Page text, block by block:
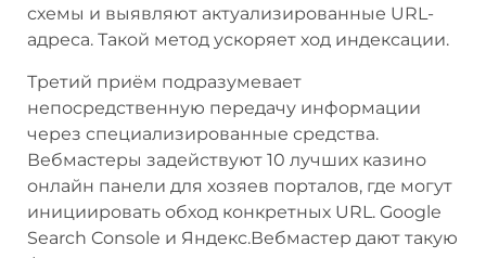
схемы и выявляют актуализированные URL-
адреса. Такой метод ускоряет ход индексации.
Третий приём подразумевает
непосредственную передачу информации
через специализированные средства.
Вебмастеры задействуют 10 лучших казино
онлайн панели для хозяев порталов, где могут
инициировать обход конкретных URL. Google
Search Console и Яндекс.Вебмастер дают такую